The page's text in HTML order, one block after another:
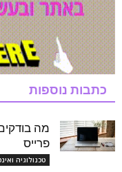
כתבות נוספות
מה
פרייס
טכנולוגיה